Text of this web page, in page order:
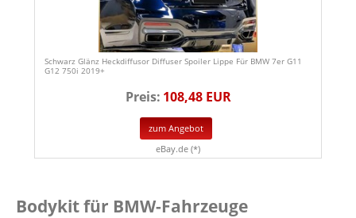
Schwarz Glänz Heckdiffusor Diffuser Spoiler Lippe Für BMW 7er G11
G12 750i 2019+
Preis: 108,48 EUR
zum Angebot
eBay.de (*)
Bodykit für BMW-Fahrzeuge